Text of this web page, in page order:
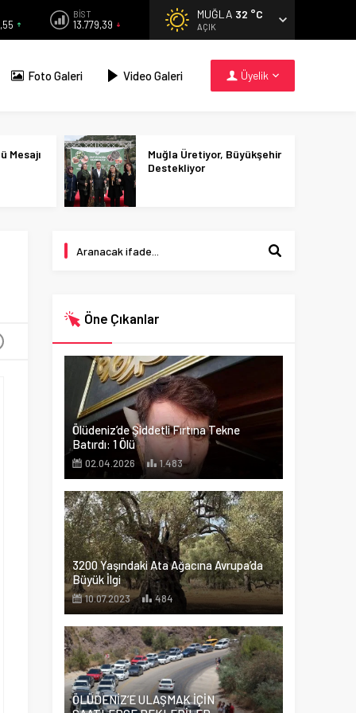
BİST
13.779,39
MUĞLA 32 °C
AÇIK
Foto Galeri Video Galeri Üyelik
Mesajı
Muğla Üretiyor, Büyükşehir
Destekliyor
Öne Çıkanlar
Ölüdeniz’de Şiddetli Fırtına Tekne
Batırdı: 1 Ölü
02.04.2026 1.483
3200 Yaşındaki Ata Ağacına Avrupa’da
Büyük İlgi
10.07.2023 484
ÖLÜDENİZ’E ULAŞMAK İÇİN